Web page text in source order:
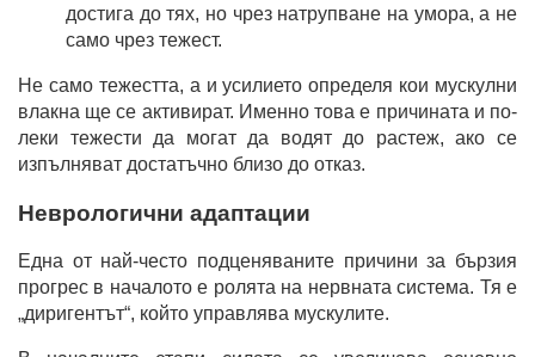
достига до тях, но чрез натрупване на умора, а не
само чрез тежест.
Не само тежестта, а и усилието определя кои мускулни
влакна ще се активират. Именно това е причината и по-
леки тежести да могат да водят до растеж, ако се
изпълняват достатъчно близо до отказ.
Неврологични адаптации
Една от най-често подценяваните причини за бързия
прогрес в началото е ролята на нервната система. Тя е
„диригентът“, който управлява мускулите.